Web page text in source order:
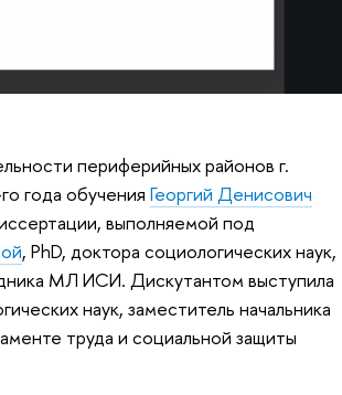
периферийных районов г.
года обученияГеоргий Денисович
выполняемой под
, PhD, доктора социологических наук,
МЛ ИСИ. Дискутантом выступила
наук, заместитель начальника
труда и социальной защиты